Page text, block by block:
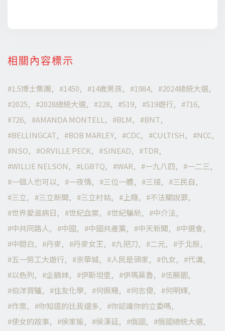
相關內容標示
1.5博士集團 1450 14歲男孩 1984
2024總統大選
2025
2028總統大選 228 519 519遊行
716
726
AMANDA MONTELL BLM
BNT
BELLINGCAT
BOB MARLEY CDC CULTISH
NCC
NSO
ORVILLE PECK SINEAD
TDR
WILLIE NELSON
LGBTQ WAR 一九八四
一二三
一個人也可以
一夜情 三位一體 三接
三民自
三立
三立新聞 三立村姑 上癮
不法關說罪
世界愛滋病日
世紀血案 世紀騙局
中介法
中共同路人
中國 中國共產黨 中天新聞
中選會
中間白
丹麥 丹麥女王 九把刀 二元
于北辰
五一勞工大遊行
京華城 人民是頭家 仇女
代溝
以色列
企鵝妹 伊斯坦堡 伊瑪莫魯
伍勝園
伯洋買驢
住友化學 何佩珊 何志偉
何明輝
作票
你知道的比我還多
你認識你的立委嗎
使女的故事
侯家瑜 侯漢廷 俄國
俄國總統大選